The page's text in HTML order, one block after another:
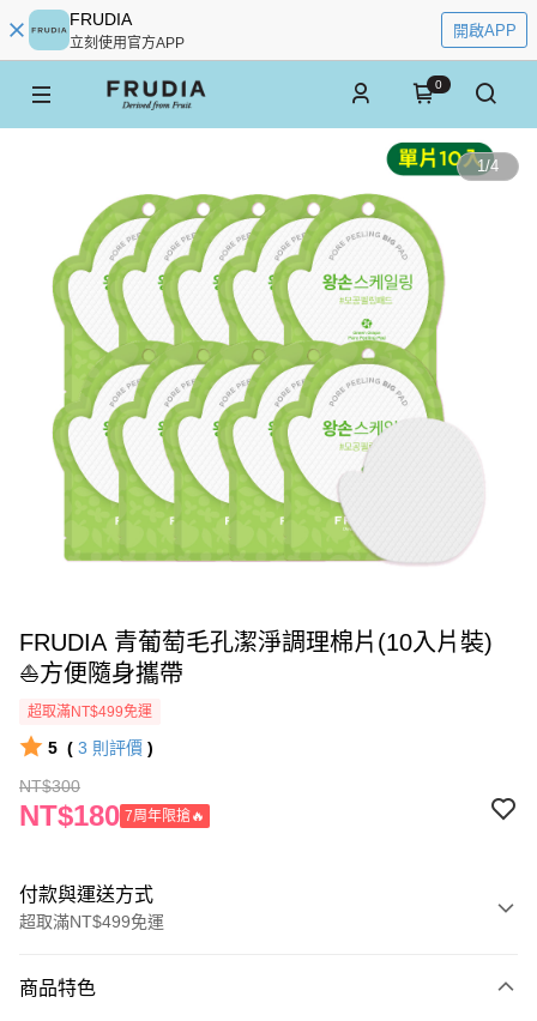
FRUDIA
立刻使用官方APP
開啟APP
0
1/4
FRUDIA 青葡萄毛孔潔淨調理棉片(10入片裝)
⛵方便隨身攜帶
超取滿NT$499免運
5 ( 3 則評價 )
NT$300
NT$180 7周年限搶🔥
付款與運送方式
超取滿NT$499免運
信用卡一次付款
商品特色